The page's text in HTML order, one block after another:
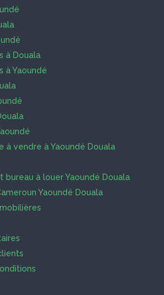
à Douala
à Yaoundé
à vendre à Yaoundé Douala
bureau à louer Yaoundé Douala
Yaoundé Douala